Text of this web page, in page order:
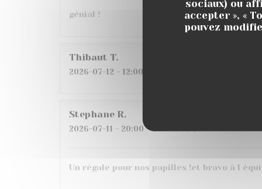
sociaux) ou
accepter », «
pouvez
génial !
Thibaut T
2026-07-12 - 12:00 - Couverts 2
Stephane R
2026-07-11 - 20:00 - Couverts 4
Un régale pour nos papilles !et bravo à l